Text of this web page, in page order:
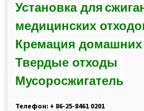
Установка для
медицинских
Кремация
Твердые отходы
Мусоросжигатель
Телефон: + 86-25-8461 0201